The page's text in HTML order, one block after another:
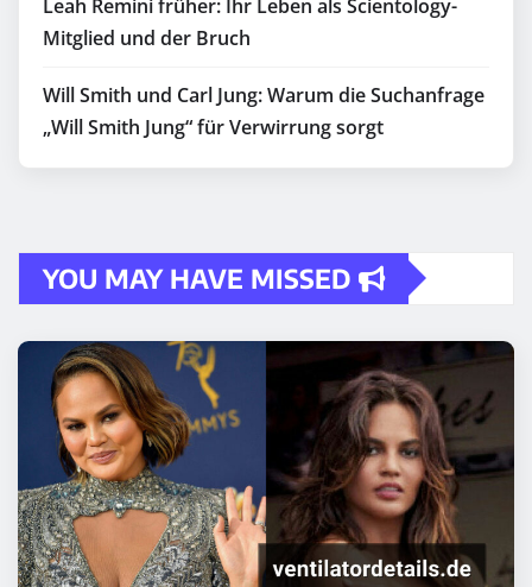
Leah Remini früher: Ihr Leben als Scientology-
Mitglied und der Bruch
Will Smith und Carl Jung: Warum die Suchanfrage
„Will Smith Jung“ für Verwirrung sorgt
YOU MAY HAVE MISSED